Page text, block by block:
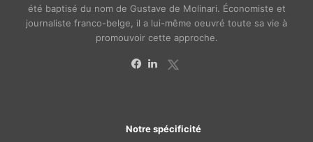
été baptisé du nom de Gustave de Molinari. Économiste et
journaliste franco-belge, il a lui-même oeuvré toute sa vie à
promouvoir cette approche.
Notre spécificité